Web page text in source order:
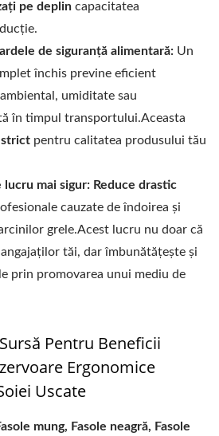
pe deplin capacitatea
de siguranță alimentară: Un
închis previne eficient
umiditate sau
în timpul transportului.Aceasta
strict pentru calitatea produsului tău
lucru mai sigur: Reduce drastic
cauzate de îndoirea și
grele.Acest lucru nu doar că
tăi, dar îmbunătățește și
prin promovarea unui mediu de
Pentru Beneficii
Ergonomice
Uscate
mung, Fasole neagră, Fasole